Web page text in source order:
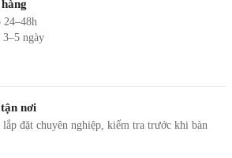
24–48h
3–5 ngày
nơi
đặt chuyên nghiệp, kiểm tra trước khi bàn